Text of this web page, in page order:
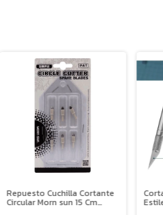
Repuesto Cuchilla Cortante
Circular Morn sun 15 Cm